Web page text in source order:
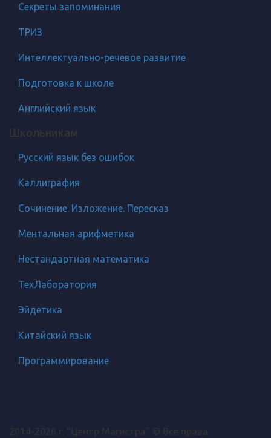
Секреты запоминания
ТРИЗ
Интеллектуально-речевое развитие
Подготовка к школе
Английский язык
Школьникам
Русский язык без ошибок
Каллиграфия
Сочинение. Изложение. Пересказ
Ментальная арифметика
Нестандартная математика
ТехЛаборатория
Эйдетика
Китайский язык
Программирование
2014-2026 г. "Центр Магистра" © Все права